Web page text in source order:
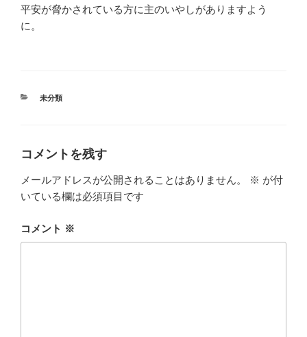
平安が脅かされている方に主のいやしがありますよう
に。
カ
未分類
コメントを残す
メールアドレスが公開されることはありません。 ※ が付
いている欄は必須項目です
コメント ※